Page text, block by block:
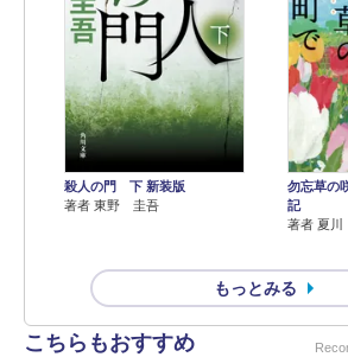
殺人の門 下 新装版
著者 東野 圭吾
勿忘草の
記
著者 夏
もっとみる
こちらもおすすめ